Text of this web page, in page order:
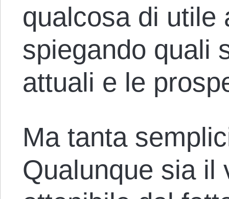
qualcosa di utile
spiegando quali
attuali e le
Ma tanta
Qualunque sia il